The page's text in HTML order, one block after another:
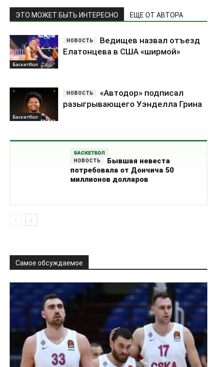
ЭТО МОЖЕТ БЫТЬ ИНТЕРЕСНО ЕЩЕ ОТ АВТОРА
Баскетбол
Ведищев назвал отъезд
Елатонцева в США «ширмой»
Баскетбол
«Автодор» подписал
разыгрывающего Уэнделла Грина
БАСКЕТБОЛ
Бывшая невеста
потребовала от Дончича 50
миллионов долларов
Самое обсуждаемое